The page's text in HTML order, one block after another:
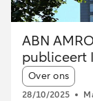
ABN
publiceert
Article tags:
Over ons
28/10/2025